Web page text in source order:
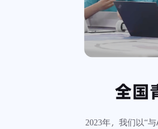
全国
2023年，我们以“